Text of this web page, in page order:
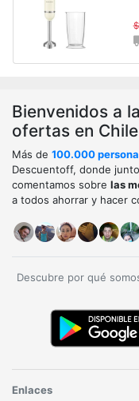
Bienvenidos a
ofertas en
Más de 100.000
Descuentoff, donde
comentamos sobre las
a todos ahorrar y hacer
Descubre por qué
Enlaces